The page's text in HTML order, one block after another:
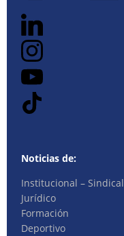
Noticias de:
Institucional – Sindical
Jurídico
Formación
Deportivo